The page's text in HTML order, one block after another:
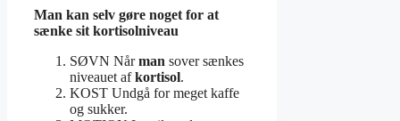
Man kan selv gøre noget for at
sænke sit kortisolniveau
SØVN Nårman sover sænkes
niveauet afkortisol.
KOST Undgå for meget kaffe
og sukker.